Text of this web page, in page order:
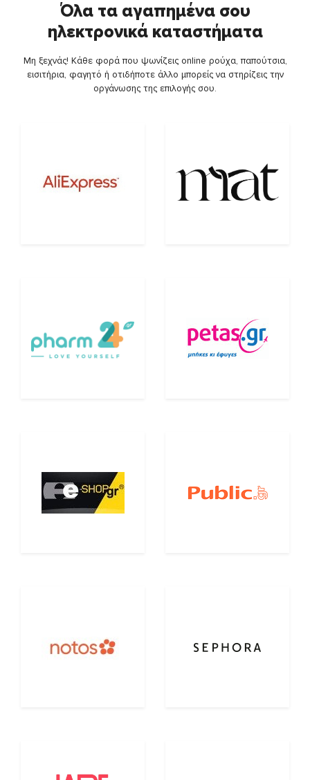
Όλα τα αγαπημένα σου
ηλεκτρονικά καταστήματα
Μη ξεχνάς! Κάθε φορά που ψωνίζεις online ρούχα, παπούτσια,
εισιτήρια, φαγητό ή οτιδήποτε άλλο μπορείς να στηρίζεις την
οργάνωσης της επιλογής σου.